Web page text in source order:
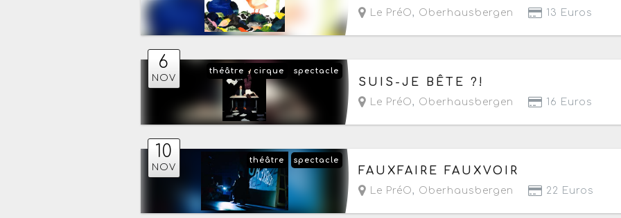
Le PréO, Oberhausbergen 13 Euros
6
NOV
spectacle
cirque
théâtre
Le vendredi 6 novembre 2026
SUIS-JE BÊTE ?!
Le PréO, Oberhausbergen 16 Euros
10
NOV
spectacle
théâtre
Le mardi 10 novembre 2026 à partir de 20h
FAUXFAIRE FAUXVOIR
Le PréO, Oberhausbergen 22 Euros